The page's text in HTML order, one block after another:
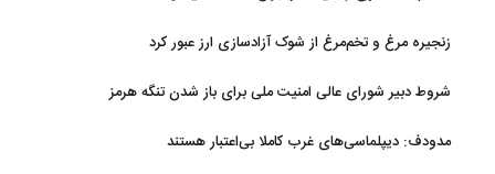
زنجیره مرغ و تخم‌مرغ از شوک آزادسازی ارز عبور کرد
شروط دبیر شورای عالی امنیت ملی برای باز شدن تنگه هرمز
مدودف: دیپلماسی‌های غرب کاملا بی‌اعتبار هستند